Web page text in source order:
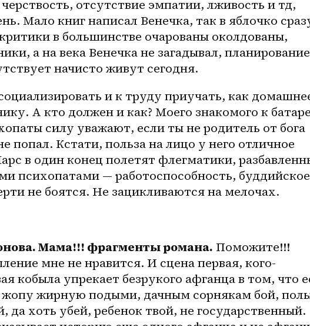
отсутствие эмпатии, лживость и тд,
Мало книг написал Венечка, так в яблочко
в большинстве очарованы околдованы,
а на века Венечка не загадывал, планирование
начисто живут сегодня.
и к труду приучать, как
А кто должен и как? Моего знакомого к
силу уважают, если ты не родитель от бога
попал. Кстати, польза на лицо у него отличное
в один конец полетят флегматики,
психопатами — работоспособность, буддийское
не боятся. Не зацикливаются на мелочах.
Мама!!! фрагменты романа. Поможите!!!
мне не нравится. И сцена первая, кого-
кобыла упрекает безрукого афганца в том, что
жопу жирную подыми, дачным сорнякам бой,
да хоть убей, ребенок твой, не государственный.